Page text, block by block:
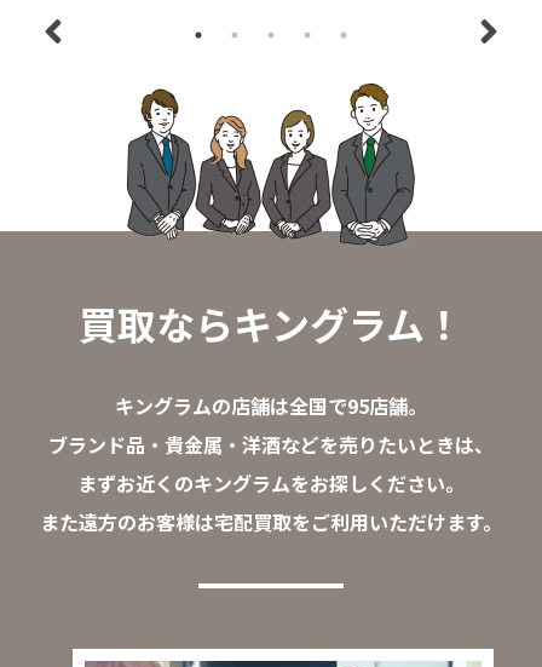
買取ならキングラム！
キングラムの店舗は全国で95店舗。
ブランド品・貴金属・洋酒などを売りたいときは、
まずお近くのキングラムをお探しください。
また遠方のお客様は宅配買取をご利用いただけます。